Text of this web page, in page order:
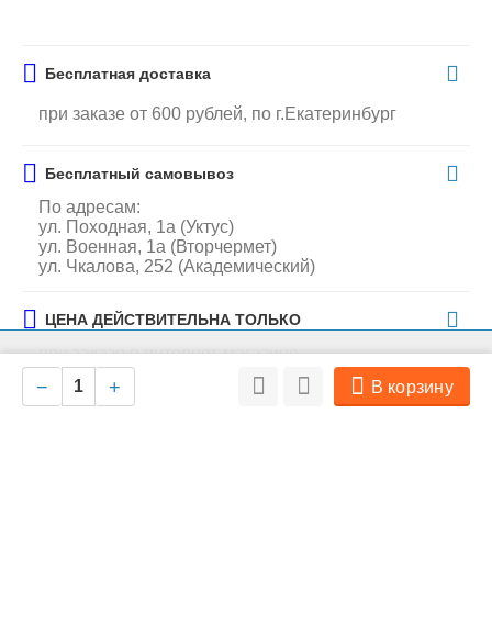
+
− В корзину
Бесплатная доставка
при заказе от 600 рублей, по г.Екатеринбург
Бесплатный самовывоз
По адресам:
ул. Походная, 1а (Уктус)
ул. Военная, 1а (Вторчермет)
ул. Чкалова, 252 (Академический)
ЦЕНА ДЕЙСТВИТЕЛЬНА ТОЛЬКО
при заказе в интернет-магазине
Производитель Collar
технического характера. Совершая любые действия на сайте, вы
соглашаетесь с политикой обработки персональных данных
Ок